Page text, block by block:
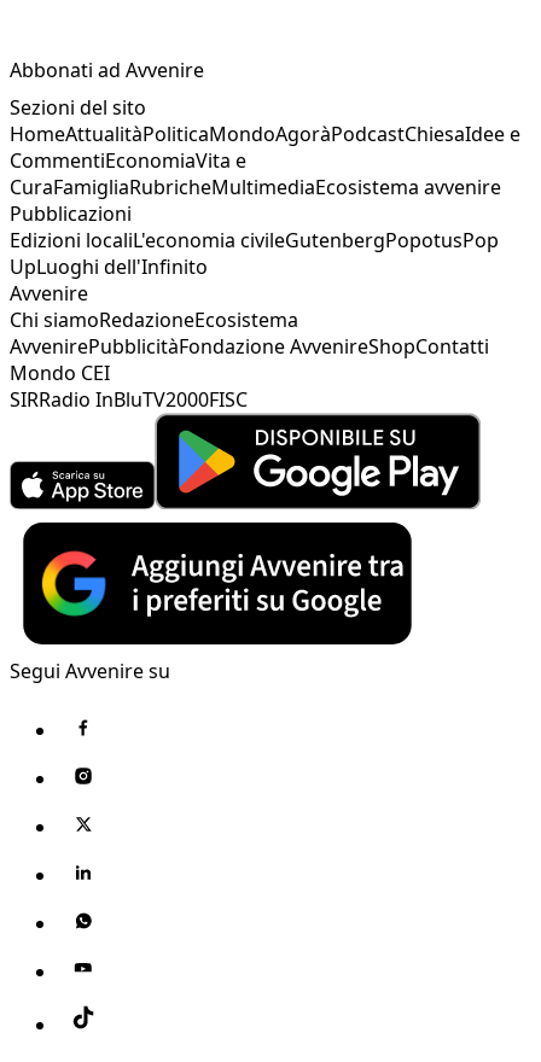
Abbonati ad Avvenire
Sezioni del sito
HomeAttualitàPoliticaMondoAgoràPodcastChiesaIdee e
CommentiEconomiaVita e
CuraFamigliaRubricheMultimediaEcosistema avvenire
Pubblicazioni
Edizioni localiL'economia civileGutenbergPopotusPop
UpLuoghi dell'Infinito
Avvenire
Chi siamoRedazioneEcosistema
AvvenirePubblicitàFondazione AvvenireShopContatti
Mondo CEI
SIRRadio InBluTV2000FISC
Segui Avvenire su